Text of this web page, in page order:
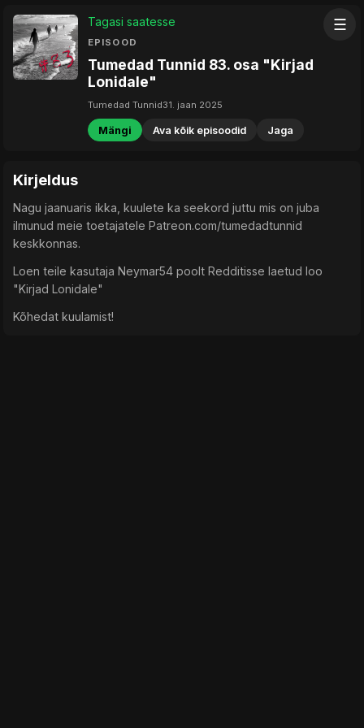
☰
Tagasi saatesse
EPISOOD
Tumedad Tunnid 83. osa "Kirjad
Lonidale"
Tumedad Tunnid31. jaan 2025
Mängi Ava kõik episoodid Jaga
Kirjeldus
Nagu jaanuaris ikka, kuulete ka seekord juttu mis on juba
ilmunud meie toetajatele Patreon.com/tumedadtunnid
keskkonnas.
Loen teile kasutaja Neymar54 poolt Redditisse laetud loo
"Kirjad Lonidale"
Kõhedat kuulamist!